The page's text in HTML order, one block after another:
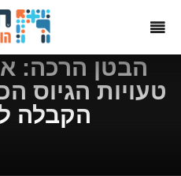
הבטן הרכה:
טעויות הגיוס
הקבלה